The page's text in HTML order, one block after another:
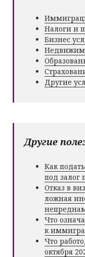
Налоги и
Бизнес
Другие
Другие
Как
под
Отказ в
ложная
Что
к
Что
октября